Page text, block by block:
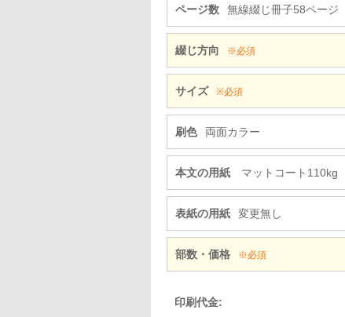
ページ数 無線綴じ冊子58ページ
綴じ方向 ※必須
サイズ ※必須
刷色 両面カラー
本文の用紙 マットコート110kg
表紙の用紙 変更無し
部数・価格 ※必須
印刷代金: